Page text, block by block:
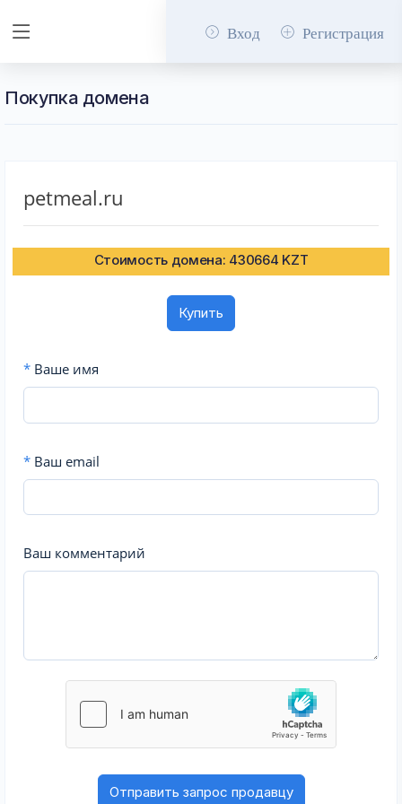
Вход Регистрация
Покупка домена
petmeal.ru
Стоимость домена: 430664 KZT
Купить
* Ваше имя
* Ваш email
Ваш комментарий